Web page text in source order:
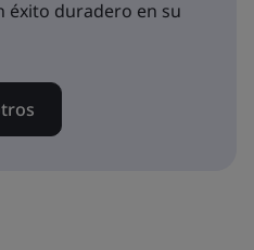
éxito duradero en su